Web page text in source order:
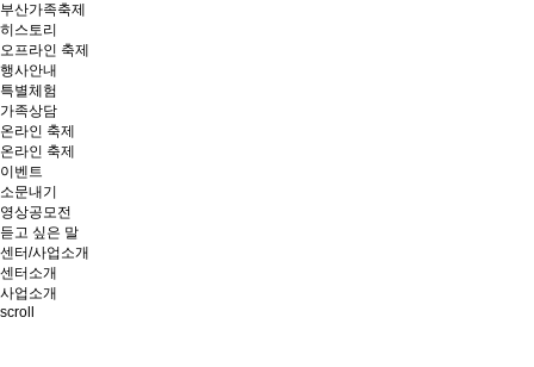
부산가족축제
히스토리
오프라인 축제
행사안내
특별체험
가족상담
온라인 축제
온라인 축제
이벤트
소문내기
영상공모전
듣고 싶은 말
센터/사업소개
센터소개
사업소개
scroll